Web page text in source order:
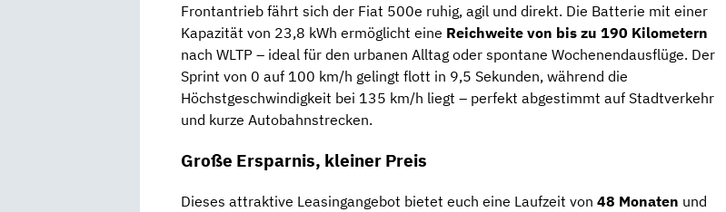
Frontantrieb fährt sich der Fiat 500e ruhig, agil und direkt. Die Batterie mit einer
Kapazität von 23,8 kWh ermöglicht eine Reichweite von bis zu 190 Kilometern
nach WLTP – ideal für den urbanen Alltag oder spontane Wochenendausflüge. Der
Sprint von 0 auf 100 km/h gelingt flott in 9,5 Sekunden, während die
Höchstgeschwindigkeit bei 135 km/h liegt – perfekt abgestimmt auf Stadtverkehr
und kurze Autobahnstrecken.
Große Ersparnis, kleiner Preis
Dieses attraktive Leasingangebot bietet euch eine Laufzeit von 48 Monaten und